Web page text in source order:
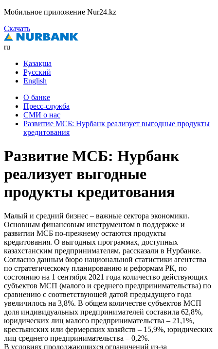
Мобильное приложение Nur24.kz
Скачать
ru
Қазақша
Русский
English
О банке
Пресс-служба
СМИ о нас
Развитие МСБ: Нурбанк реализует выгодные продукты
кредитования
Развитие МСБ: Нурбанк
реализует выгодные
продукты кредитования
Малый и средний бизнес – важные сектора экономики.
Основным финансовым инструментом в поддержке и
развитии МСБ по-прежнему остаются продукты
кредитования. О выгодных программах, доступных
казахстанским предпринимателям, рассказали в Нурбанке.
Согласно данным бюро национальной статистики агентства
по стратегическому планированию и реформам РК, по
состоянию на 1 сентября 2021 года количество действующих
субъектов МСП (малого и среднего предпринимательства) по
сравнению с соответствующей датой предыдущего года
увеличилось на 3,8%. В общем количестве субъектов МСП
доля индивидуальных предпринимателей составила 62,8%,
юридических лиц малого предпринимательства – 21,1%,
крестьянских или фермерских хозяйств – 15,9%, юридических
лиц среднего предпринимательства – 0,2%.
В условиях продолжающихся ограничений из-за